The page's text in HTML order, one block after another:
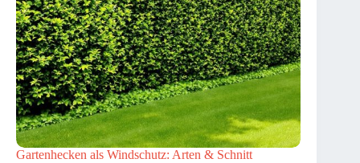
Gartenhecken als Windschutz: Arten & Schnitt